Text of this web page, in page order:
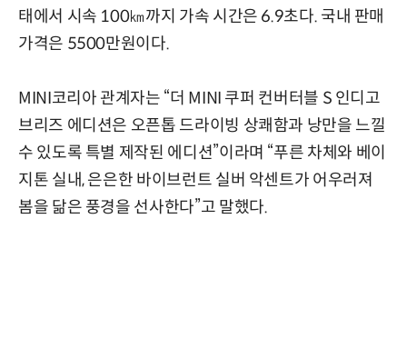
태에서 시속 100㎞까지 가속 시간은 6.9초다. 국내 판매
가격은 5500만원이다.
MINI코리아 관계자는 “더 MINI 쿠퍼 컨버터블 S 인디고
브리즈 에디션은 오픈톱 드라이빙 상쾌함과 낭만을 느낄
수 있도록 특별 제작된 에디션”이라며 “푸른 차체와 베이
지톤 실내, 은은한 바이브런트 실버 악센트가 어우러져
봄을 닮은 풍경을 선사한다”고 말했다.